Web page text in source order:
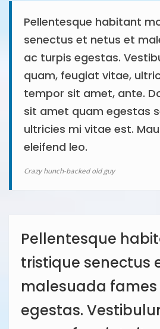
Pellentesque habitant
senectus et netus et
ac turpis egestas.
quam, feugiat vitae,
tempor sit amet, ante.
sit amet quam egestas
ultricies mi vitae est.
eleifend leo.
Crazy hunch-backed old guy
Pellentesque
tristique senectus
malesuada
egestas.